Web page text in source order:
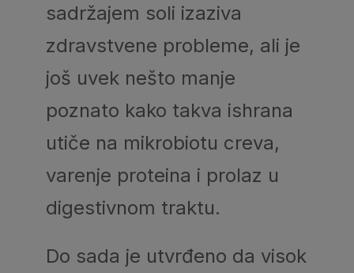
sadržajem soli izaziva
zdravstvene probleme, ali je
još uvek nešto manje
poznato kako takva ishrana
utiče na mikrobiotu creva,
varenje proteina i prolaz u
digestivnom traktu.
Do sada je utvrđeno da visok